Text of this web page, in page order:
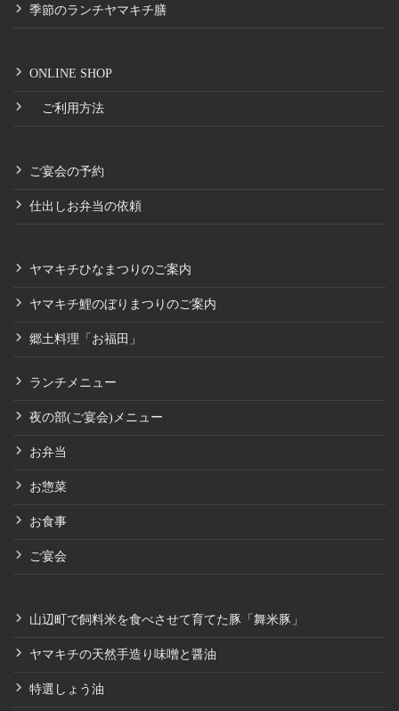
季節のランチヤマキチ膳
ONLINE SHOP
ご利用方法
ご宴会の予約
仕出しお弁当の依頼
ヤマキチひなまつりのご案内
ヤマキチ鯉のぼりまつりのご案内
郷土料理「お福田」
ランチメニュー
夜の部(ご宴会)メニュー
お弁当
お惣菜
お食事
ご宴会
山辺町で飼料米を食べさせて育てた豚「舞米豚」
ヤマキチの天然手造り味噌と醤油
特選しょう油